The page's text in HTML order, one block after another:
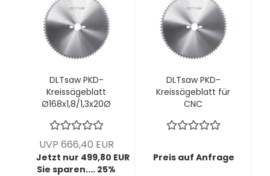
DLTsaw PKD-
Kreissägeblatt
Ø168x1,8/1,3x20Ø
Perfekte
Schnittkante OHNE
Vorritzaggregat
UVP 666,40 EUR
Jetzt nur 499,80 EUR
Sie sparen.... 25%
DLTsaw PKD-
Kreissägeblatt für
CNC
mm z42 MMT -
in faserigen oder
zähen Materialien
Preis auf Anfrage